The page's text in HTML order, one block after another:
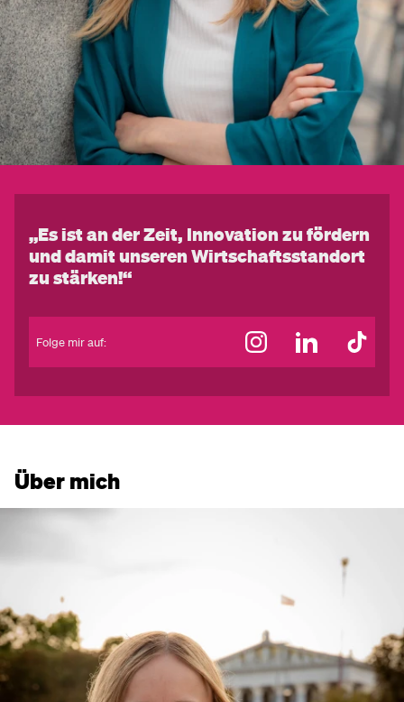
„Es ist an der Zeit, Innovation zu fördern
und damit unseren Wirtschaftsstandort
zu stärken!“
Folge mir auf:
Über mich